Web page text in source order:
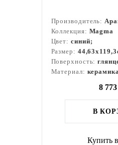
Производитель:
Коллекция: Magma
Цвет: синий;
Размер:
Поверхность:
Материал:
8 773
В
Купить